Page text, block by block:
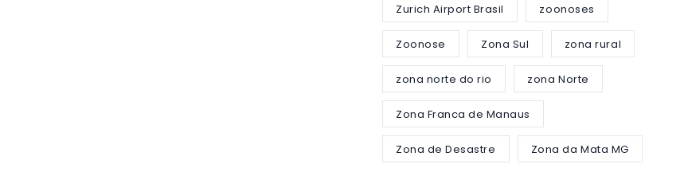
Zurich Airport Brasil zoonoses
Zoonose Zona Sul zona rural
zona norte do rio zona Norte
Zona Franca de Manaus
Zona de Desastre Zona da Mata MG